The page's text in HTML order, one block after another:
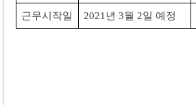
근무시작일 2021 년3월 2일 예정